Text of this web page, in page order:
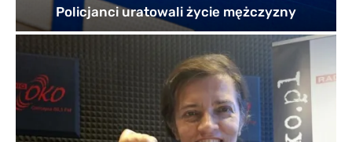
Policjanci uratowali życie mężczyzny